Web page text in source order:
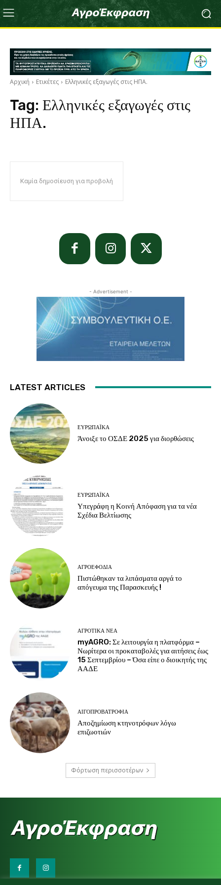
Αρχική Ετικέτες Ελληνικές εξαγωγές στις ΗΠΑ.
Tag: Ελληνικές εξαγωγές στις
ΗΠΑ.
Καμία δημοσίευση για προβολή
- Advertisement -
LATEST ARTICLES
ΕΥΡΩΠΑΪΚΆ
Άνοιξε το ΟΣΔΕ 2025 για διορθώσεις
ΕΥΡΩΠΑΪΚΆ
Υπεγράφη η Κοινή Απόφαση για τα νέα
Σχέδια Βελτίωσης
ΑΓΡΟΕΦΌΔΙΑ
Πιστώθηκαν τα λιπάσματα αργά το
απόγευμα της Παρασκευής !
ΑΓΡΟΤΙΚΆ ΝΈΑ
myAGRO: Σε λειτουργία η πλατφόρμα –
Νωρίτερα οι προκαταβολές για αιτήσεις έως
15 Σεπτεμβρίου – Όσα είπε ο διοικητής της
ΑΑΔΕ
ΑΙΓΟΠΡΟΒΑΤΡΟΦΊΑ
Αποζημίωση κτηνοτρόφων λόγω
επιζωοτιών
Φόρτωση περισσοτέρων